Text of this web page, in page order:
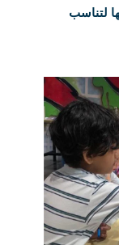
لتناسب
للغاية
إضافي لجعل
لا تُنسى.